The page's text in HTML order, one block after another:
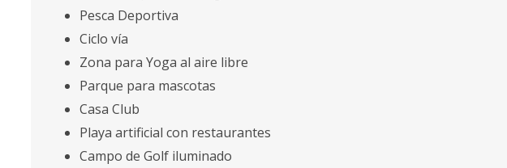
Pesca Deportiva
Ciclo vía
Zona para Yoga al aire libre
Parque para mascotas
Casa Club
Playa artificial con restaurantes
Campo de Golf iluminado